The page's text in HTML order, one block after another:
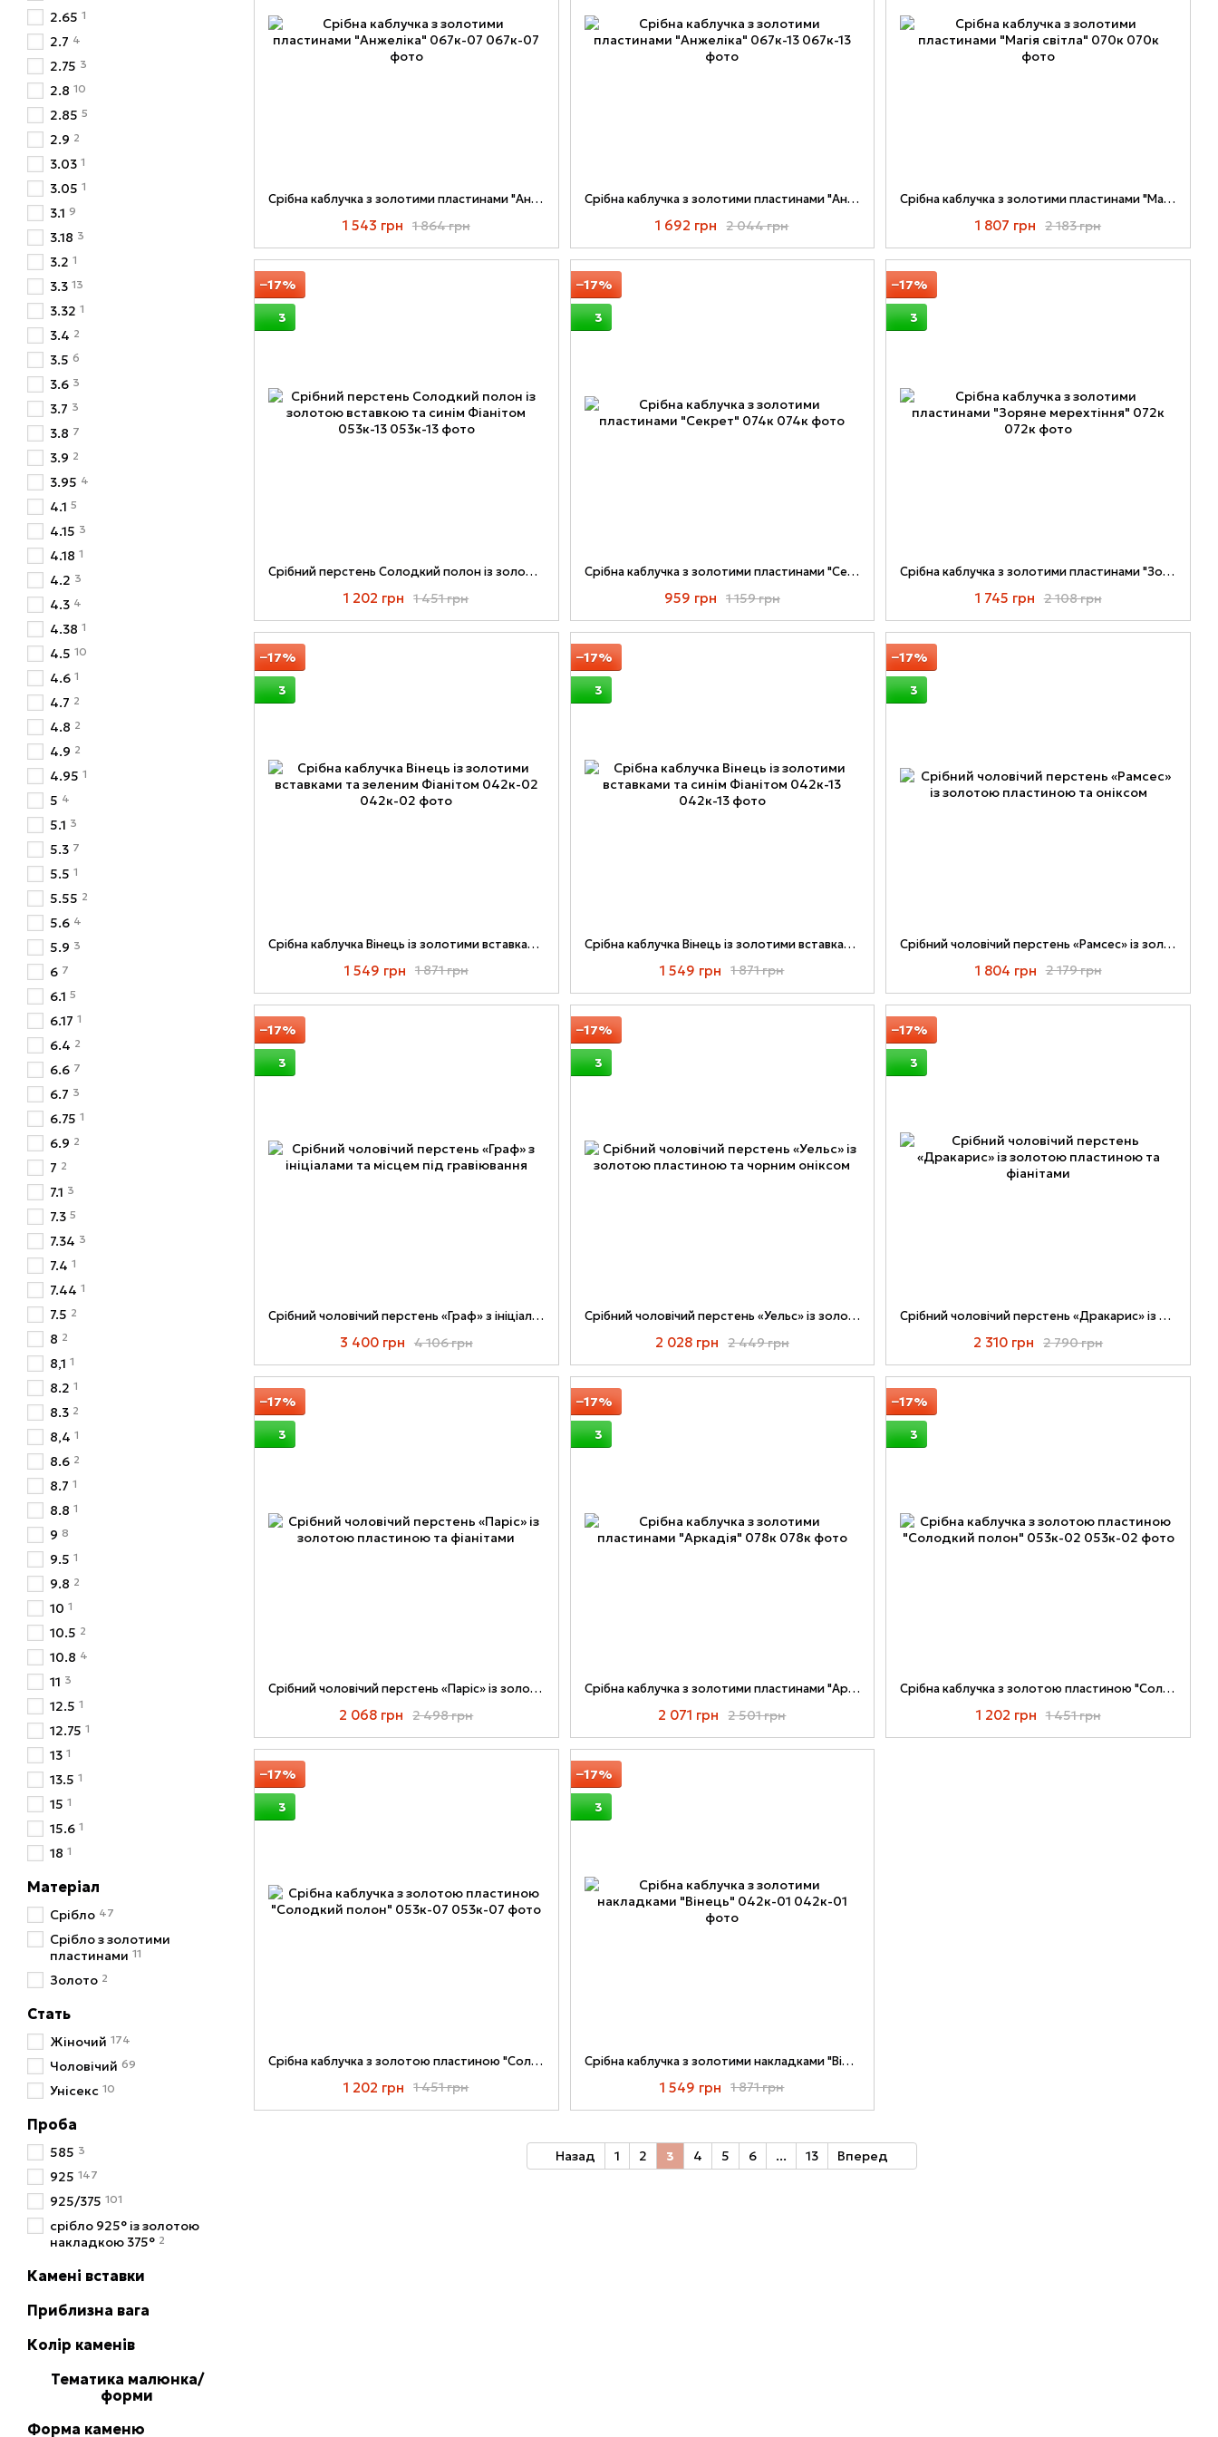
Срібна каблучка з золотими пластинами "Анжеліка" 067к-07
1 864 грн
1 543 грн
Срібна каблучка з золотими пластинами "Анжеліка" 067к-13
2 044 грн
1 692 грн
Срібна каблучка з золотими пластинами "Магія світла" 070к
2 183 грн
1 807 грн
−17%
3
Срібний перстень Солодкий полон із золотою вставкою та синім Фіанітом 053к-13
1 451 грн
1 202 грн
−17%
3
Срібна каблучка з золотими пластинами "Секрет" 074к
1 159 грн
959 грн
−17%
3
Срібна каблучка з золотими пластинами "Зоряне мерехтіння" 072к
2 108 грн
1 745 грн
−17%
3
Срібна каблучка Вінець із золотими вставками та зеленим Фіанітом 042к-02
1 871 грн
1 549 грн
−17%
3
Срібна каблучка Вінець із золотими вставками та синім Фіанітом 042к-13
1 871 грн
1 549 грн
−17%
3
Срібний чоловічий перстень «Рамсес» із золотою пластиною та оніксом
2 179 грн
1 804 грн
−17%
3
Срібний чоловічий перстень «Граф» з ініціалами та місцем під гравіювання
4 106 грн
3 400 грн
−17%
3
Срібний чоловічий перстень «Уельс» із золотою пластиною та чорним оніксом
2 449 грн
2 028 грн
−17%
3
Срібний чоловічий перстень «Дракарис» із золотою пластиною та фіанітами
2 790 грн
2 310 грн
−17%
3
Срібний чоловічий перстень «Паріс» із золотою пластиною та фіанітами
2 498 грн
2 068 грн
−17%
3
Срібна каблучка з золотими пластинами "Аркадія" 078к
2 501 грн
2 071 грн
−17%
3
Срібна каблучка з золотою пластиною "Солодкий полон" 053к-02
1 451 грн
1 202 грн
−17%
3
Срібна каблучка з золотою пластиною "Солодкий полон" 053к-07
1 451 грн
1 202 грн
−17%
3
Срібна каблучка з золотими накладками "Вінець" 042к-01
1 871 грн
1 549 грн
Назад 1 2 3 4 5 6 ... 13 Вперед
2.65 1
2.7 4
2.75 3
2.8 10
2.85 5
2.9 2
3.03 1
3.05 1
3.1 9
3.18 3
3.2 1
3.3 13
3.32 1
3.4 2
3.5 6
3.6 3
3.7 3
3.8 7
3.9 2
3.95 4
4.1 5
4.15 3
4.18 1
4.2 3
4.3 4
4.38 1
4.5 10
4.6 1
4.7 2
4.8 2
4.9 2
4.95 1
5 4
5.1 3
5.3 7
5.5 1
5.55 2
5.6 4
5.9 3
6 7
6.1 5
6.17 1
6.4 2
6.6 7
6.7 3
6.75 1
6.9 2
7 2
7.1 3
7.3 5
7.34 3
7.4 1
7.44 1
7.5 2
8 2
8,1 1
8.2 1
8.3 2
8,4 1
8.6 2
8.7 1
8.8 1
9 8
9.5 1
9.8 2
10 1
10.5 2
10.8 4
11 3
12.5 1
12.75 1
13 1
13.5 1
15 1
15.6 1
18 1
Матеріал
Срібло 47
Срібло з золотими
пластинами 11
Золото 2
Стать
Жіночий 174
Чоловічий 69
Унісекс 10
Проба
585 3
925 147
925/375 101
срібло 925° із золотою
накладкою 375° 2
Камені вставки
Приблизна вага
Колір каменів
Тематика малюнка/
форми
Форма каменю